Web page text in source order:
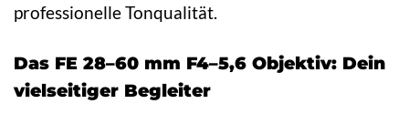
professionelle Tonqualität.
Das FE 28–60 mm F4–5,6 Objektiv: Dein
vielseitiger Begleiter